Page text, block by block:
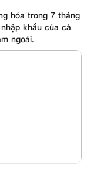
hóa trong 7 tháng
khẩu của cả
ngoái.